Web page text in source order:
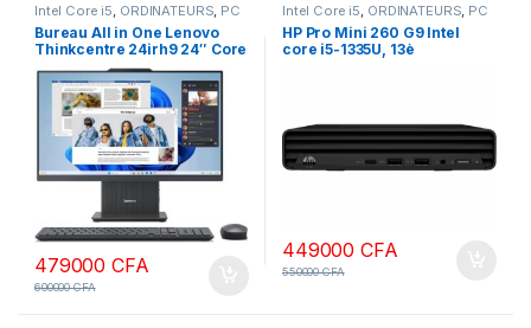
Intel Core i5, ORDINATEURS, PC
Bureau
Bureau All in One Lenovo
Thinkcentre 24irh9 24″ Core
i5 8GB Ram 512 SSD 24
pouces de 13ème génération
479000CFA
600000CFA
Intel Core i5, ORDINATEURS, PC
Bureau
HP Pro Mini 260 G9 Intel
core i5-1335U, 13è
449000CFA
550000CFA